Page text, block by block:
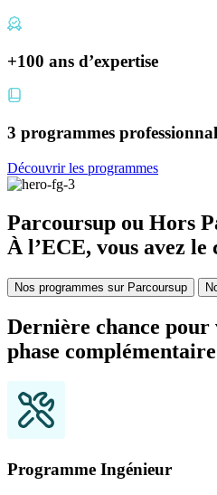
+100 ans d’expertise
3 programmes
Découvrir les programmes
Parcoursup ou Hors
À l’ECE, vous avez le
Nos programmes sur Parcoursup
Dernière chance
phase
Programme Ingénieur